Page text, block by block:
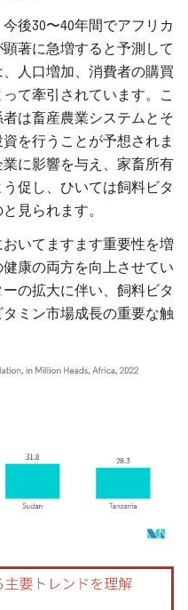
後30〜40年間でアフリカ
著に急増すると予測して
人口増加、消費者の購買
て牽引されています。こ
は畜産農業システムとそ
を行うことが予想されま
に影響を与え、家畜所有
促し、ひいては飼料ビタ
見られます。
いてますます重要性を増
康の両方を向上させてい
の拡大に伴い、飼料ビタ
ミン市場成長の重要な触
BY 4.0の表示が必要です。